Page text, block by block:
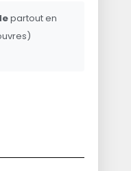
partout en